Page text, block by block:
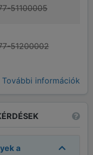
51100005
51200002
További információk
a